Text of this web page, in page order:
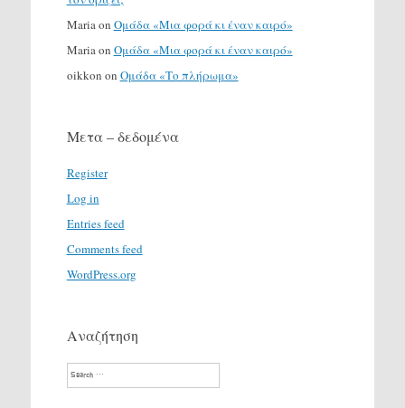
Maria on Ομάδα «Μια φορά κι έναν καιρό»
Maria on Ομάδα «Μια φορά κι έναν καιρό»
oikkon on Ομάδα «Το πλήρωμα»
Μετα – δεδομένα
Register
Log in
Entries feed
Comments feed
WordPress.org
Αναζήτηση
Search